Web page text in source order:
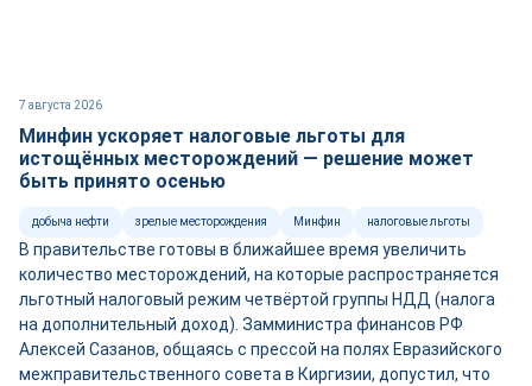
7 августа 2026
Минфин ускоряет налоговые льготы для
истощённых месторождений — решение может
быть принято осенью
добыча нефти зрелые месторождения Минфин налоговые льготы
В правительстве готовы в ближайшее время увеличить
количество месторождений, на которые распространяется
льготный налоговый режим четвёртой группы НДД (налога
на дополнительный доход). Замминистра финансов РФ
Алексей Сазанов, общаясь с прессой на полях Евразийского
межправительственного совета в Киргизии, допустил, что